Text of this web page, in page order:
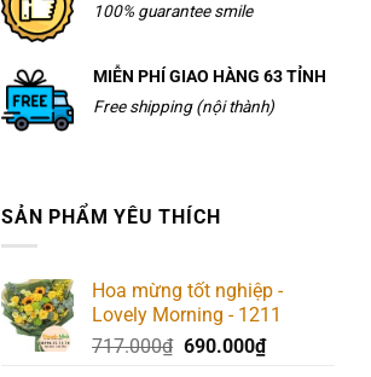
100% guarantee smile
MIỄN PHÍ GIAO HÀNG 63 TỈNH
Free shipping (nội thành)
SẢN PHẨM YÊU THÍCH
Hoa mừng tốt nghiệp -
Lovely Morning - 1211
717.000₫ Giá
690.000₫Giá